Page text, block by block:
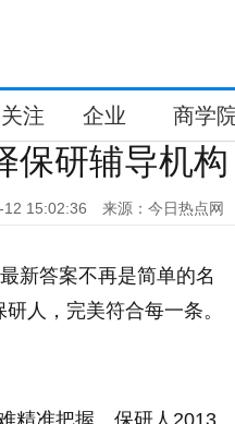
关注 企业 商学
保研辅导机构
12 15:02:36 来源：今日热点网
新答案不再是简单的名
人，完美符合每一条。
精准把握。保研人2013